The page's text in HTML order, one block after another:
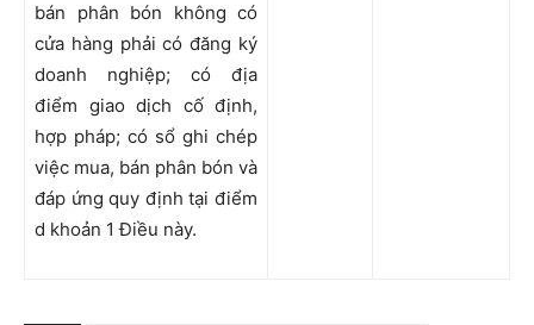
bán phân bón không có
cửa hàng phải có đăng ký
doanh nghiệp; có địa
điểm giao dịch cố định,
hợp pháp; có sổ ghi chép
việc mua, bán phân bón và
đáp ứng quy định tại điểm
d khoản 1 Điều này.